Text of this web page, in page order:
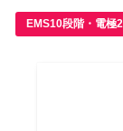
EMS10段階・電極